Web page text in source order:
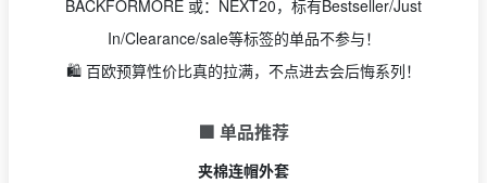
BACKFORMORE 或：NEXT20，标有Bestseller/Just
In/Clearance/sale等标签的单品不参与！
🛍️ 百欧预算性价比真的拉满，不点进去会后悔系列！
🟩 单品推荐
夹棉连帽外套